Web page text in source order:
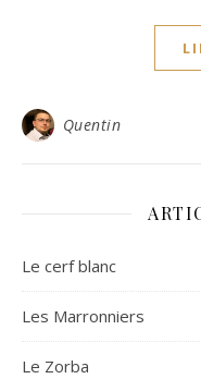
Quentin
Le cerf blanc
Les Marronniers
Le Zorba